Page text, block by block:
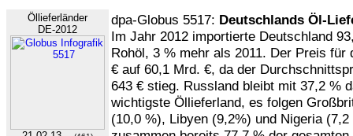
Öllieferländer
DE-2012
dpa-Globus 5517: Deutschlands Öl-
Im Jahr 2012 importierte Deutschland
Rohöl, 3 % mehr als 2011. Der Preis
€ auf 60,1 Mrd. €, da der
643 € stieg. Russland bleibt mit 37,2 %
wichtigste Öllieferland, es folgen
(10,0 %), Libyen (9,2%) und Nigeria